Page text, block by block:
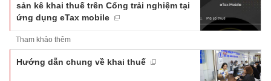
sản kê khai thuế trên Cổng trải nghiệm tại
ứng dụng eTax mobile
Tham khảo thêm
Hướng dẫn chung về khai thuế